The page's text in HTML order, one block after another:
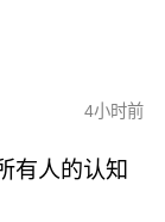
4小时前
有人的认知